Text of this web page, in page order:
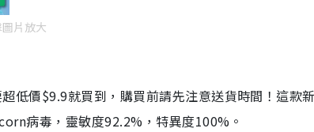
片放大
低價$9.9就買到，購買前請先注意送貨時間！這款
病毒，靈敏度92.2%，特異度100%。